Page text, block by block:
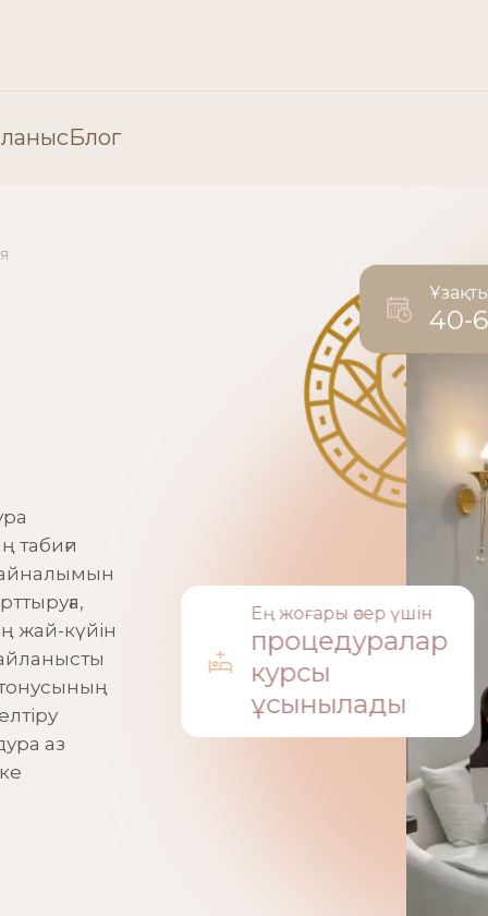
Пластикалық хирургия: Бет
Пластикалық хирургия:
Блог
табиғи
айналымын
жай-күйін
тонусының
аз
40-
Ең жоғары әсер үшін
процедуралар
курсы
ұсынылады